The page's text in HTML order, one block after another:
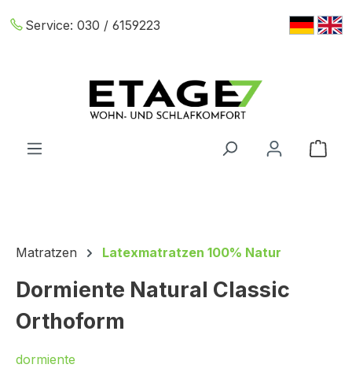
Zum Hauptinhalt springen
Service: 030 / 6159223
Matratzen Latexmatratzen 100% Natur
Dormiente Natural Classic
Orthoform
dormiente